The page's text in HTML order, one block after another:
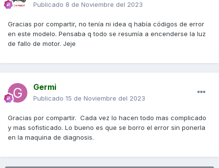
Publicado 8 de Noviembre del 2023
Gracias por compartir, no tenía ni idea q había códigos de error
en este modelo. Pensaba q todo se resumía a encenderse la luz
de fallo de motor. Jeje
Germi
Publicado 15 de Noviembre del 2023
Gracias por compartir. Cada vez lo hacen todo mas complicado
y mas sofisticado. Lo bueno es que se borro el error sin ponerla
en la maquina de diagnosis.